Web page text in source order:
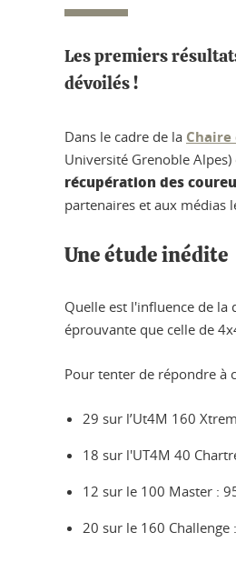
Les premiers
dévoilés !
Dans le cadre de la
Université Grenoble
récupération des
partenaires et aux médias
Une étude inédite
Quelle est l'influence de la
éprouvante que celle de
Pour tenter de répondre à
29 sur l’Ut4M 160
18 sur l'UT4M 40
12 sur le 100 Master :
20 sur le 160